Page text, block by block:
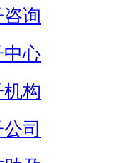
询
中心
构
司